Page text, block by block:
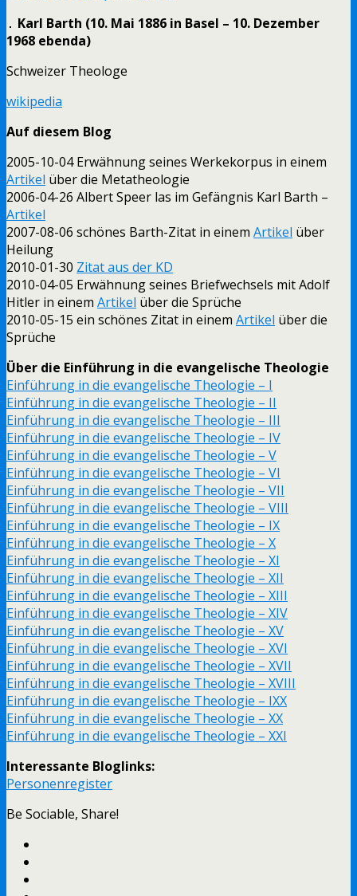
Karl Barth (10. Mai 1886 in Basel – 10. Dezember
1968 ebenda)
Schweizer Theologe
wikipedia
Auf diesem Blog
2005-10-04 Erwähnung seines Werkekorpus in einem
Artikel über die Metatheologie
2006-04-26 Albert Speer las im Gefängnis Karl Barth –
Artikel
2007-08-06 schönes Barth-Zitat in einem Artikel über
Heilung
2010-01-30 Zitat aus der KD
2010-04-05 Erwähnung seines Briefwechsels mit Adolf
Hitler in einem Artikel über die Sprüche
2010-05-15 ein schönes Zitat in einem Artikel über die
Sprüche
Über die Einführung in die evangelische Theologie
Einführung in die evangelische Theologie – I
Einführung in die evangelische Theologie – II
Einführung in die evangelische Theologie – III
Einführung in die evangelische Theologie – IV
Einführung in die evangelische Theologie – V
Einführung in die evangelische Theologie – VI
Einführung in die evangelische Theologie – VII
Einführung in die evangelische Theologie – VIII
Einführung in die evangelische Theologie – IX
Einführung in die evangelische Theologie – X
Einführung in die evangelische Theologie – XI
Einführung in die evangelische Theologie – XII
Einführung in die evangelische Theologie – XIII
Einführung in die evangelische Theologie – XIV
Einführung in die evangelische Theologie – XV
Einführung in die evangelische Theologie – XVI
Einführung in die evangelische Theologie – XVII
Einführung in die evangelische Theologie – XVIII
Einführung in die evangelische Theologie – IXX
Einführung in die evangelische Theologie – XX
Einführung in die evangelische Theologie – XXI
Interessante Bloglinks:
Personenregister
Be Sociable, Share!